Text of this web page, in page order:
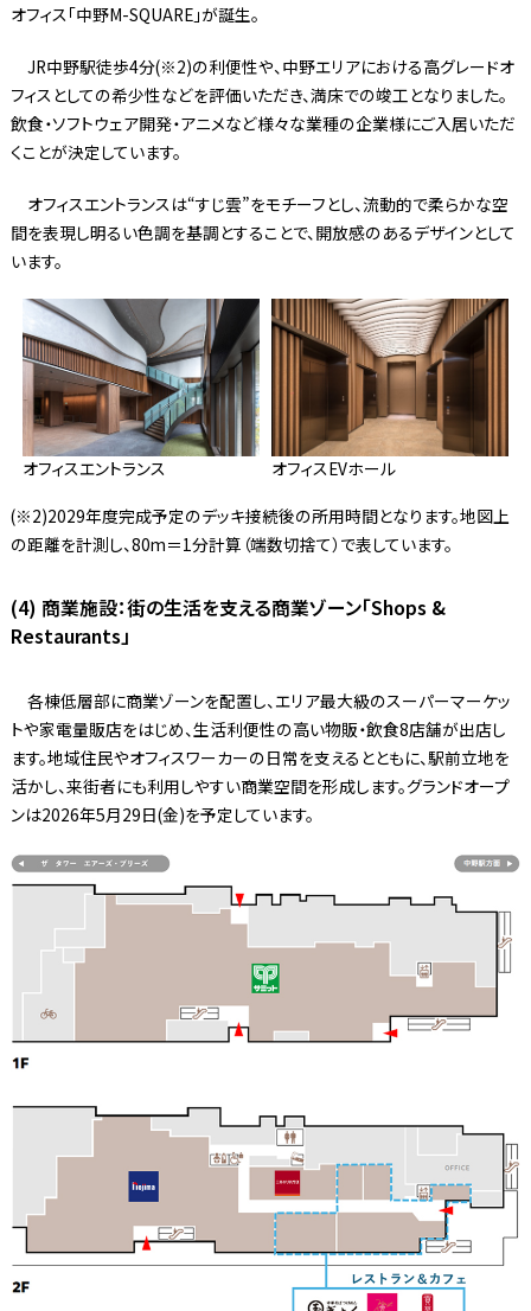
オフィス「中野M-SQUARE」が誕生。
JR中野駅徒歩4分(※2)の利便性や、中野エリアにおける高グレードオ
フィスとしての希少性などを評価いただき、満床での竣工となりました。
飲食・ソフトウェア開発・アニメなど様々な業種の企業様にご入居いただ
くことが決定しています。
オフィスエントランスは“すじ雲”をモチーフとし、流動的で柔らかな空
間を表現し明るい色調を基調とすることで、開放感のあるデザインとして
います。
オフィスエントランス
オフィスEVホール
(※2)2029年度完成予定のデッキ接続後の所用時間となります。地図上
の距離を計測し、80m＝1分計算（端数切捨て）で表しています。
(4) 商業施設：街の生活を支える商業ゾーン「Shops &
Restaurants」
各棟低層部に商業ゾーンを配置し、エリア最大級のスーパーマーケッ
トや家電量販店をはじめ、生活利便性の高い物販・飲食8店舗が出店し
ます。地域住民やオフィスワーカーの日常を支えるとともに、駅前立地を
活かし、来街者にも利用しやすい商業空間を形成します。グランドオープ
ンは2026年5月29日(金)を予定しています。